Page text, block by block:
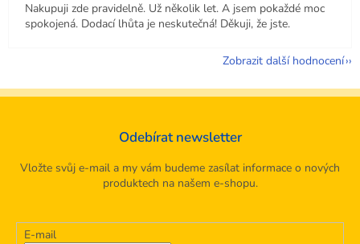
Nakupuji zde pravidelně. Už několik let. A jsem pokaždé moc
spokojená. Dodací lhůta je neskutečná! Děkuji, že jste.
Zobrazit další hodnocení
Odebírat newsletter
Vložte svůj e-mail a my vám budeme zasílat informace o nových
produktech na našem e-shopu.
E-mail